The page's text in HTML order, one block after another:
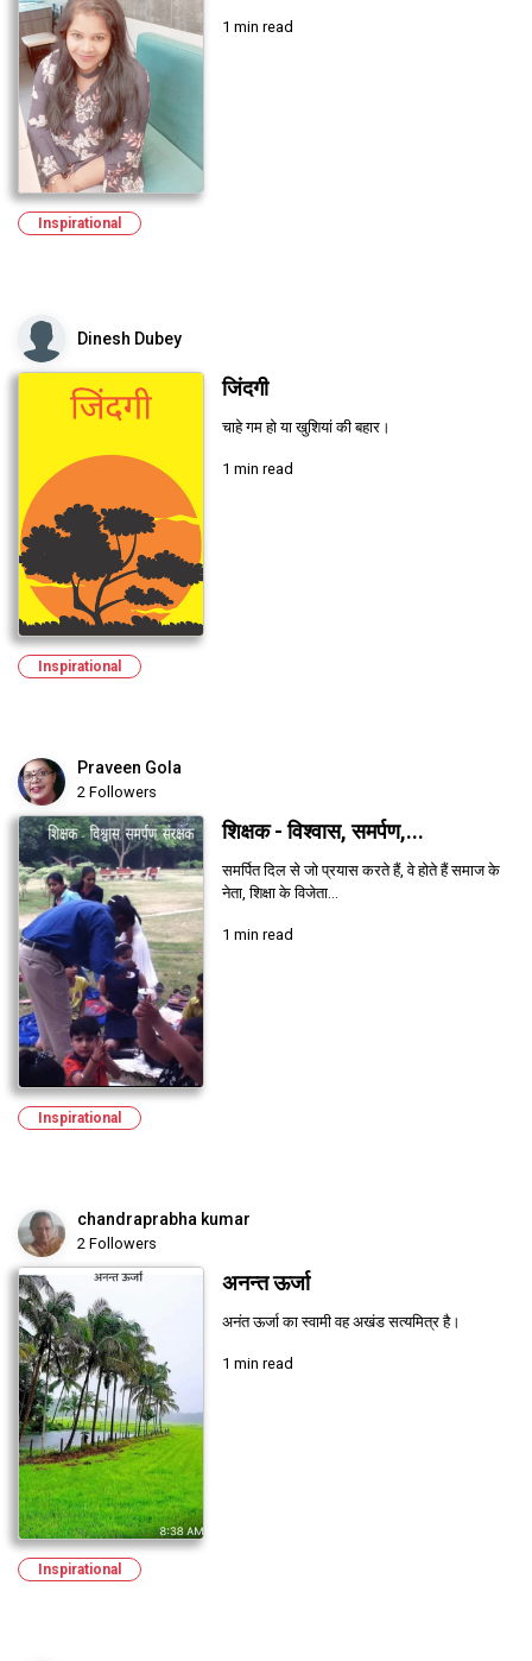
1 min read
Inspirational
Dinesh Dubey
जिंदगी
चाहे गम हो या खुशियां की बहार।
1 min read
Inspirational
Praveen Gola
2 Followers
शिक्षक - विश्वास, समर्पण,...
समर्पित दिल से जो प्रयास करते हैं, वे होते हैं समाज के
नेता, शिक्षा के विजेता...
1 min read
Inspirational
chandraprabha kumar
2 Followers
अनन्त ऊर्जा
अनंत ऊर्जा का स्वामी वह अखंड सत्यमित्र है।
1 min read
Inspirational